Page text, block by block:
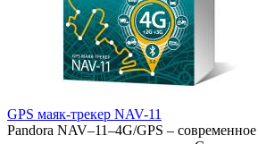
GPS маяк-трекер NAV-11
Pandora NAV–11–4G/GPS – современное